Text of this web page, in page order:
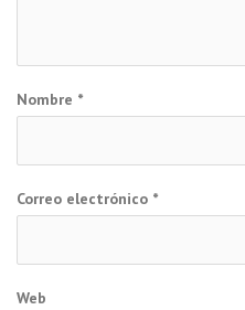
Nombre *
Correo electrónico *
Web